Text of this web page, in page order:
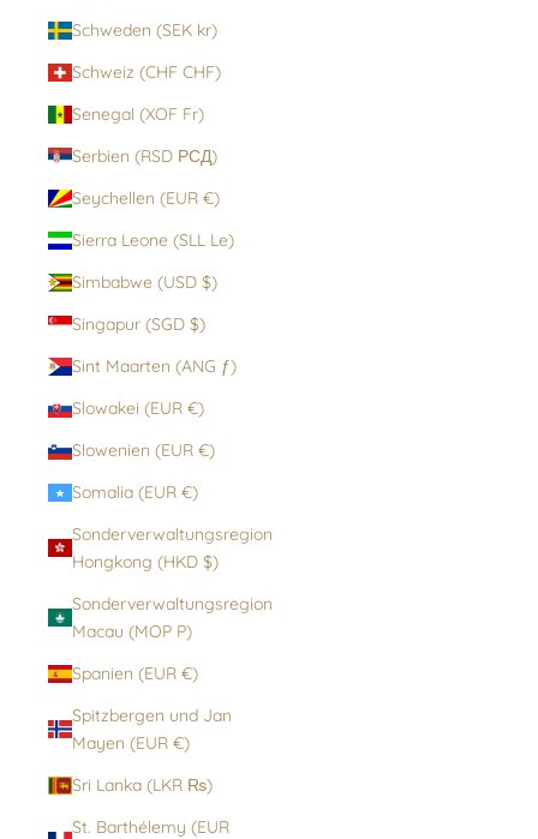
Schweden (SEK kr)
Schweiz (CHF CHF)
Senegal (XOF Fr)
Serbien (RSD РСД)
Seychellen (EUR €)
Sierra Leone (SLL Le)
Simbabwe (USD $)
Singapur (SGD $)
Sint Maarten (ANG ƒ)
Slowakei (EUR €)
Slowenien (EUR €)
Somalia (EUR €)
Sonderverwaltungsregion
Hongkong (HKD $)
Sonderverwaltungsregion
Macau (MOP P)
Spanien (EUR €)
Spitzbergen und Jan
Mayen (EUR €)
Sri Lanka (LKR ₨)
St. Barthélemy (EUR